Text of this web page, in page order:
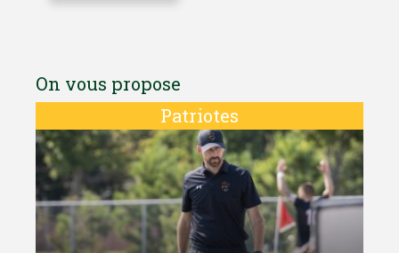
On vous propose
Patriotes